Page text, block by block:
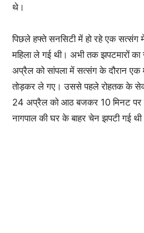
थे।
पिछले हफ्ते सनसिटी में हो रहे एक
महिला ले गई थी। अभी तक झपटमारों
अप्रैल को सांपला में सत्संग के दौरान एक
तोड़कर ले गए। उससे पहले रोहतक के
24 अप्रैल को आठ बजकर 10 मिनट पर व
नागपाल की घर के बाहर चेन झपटी गई